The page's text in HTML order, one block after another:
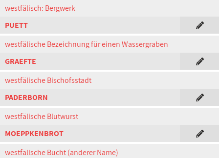
westfälisch: Bergwerk
PUETT
westfälische Bezeichnung für einen Wassergraben
GRAEFTE
westfälische Bischofsstadt
PADERBORN
westfälische Blutwurst
MOEPPKENBROT
westfälische Bucht (anderer Name)